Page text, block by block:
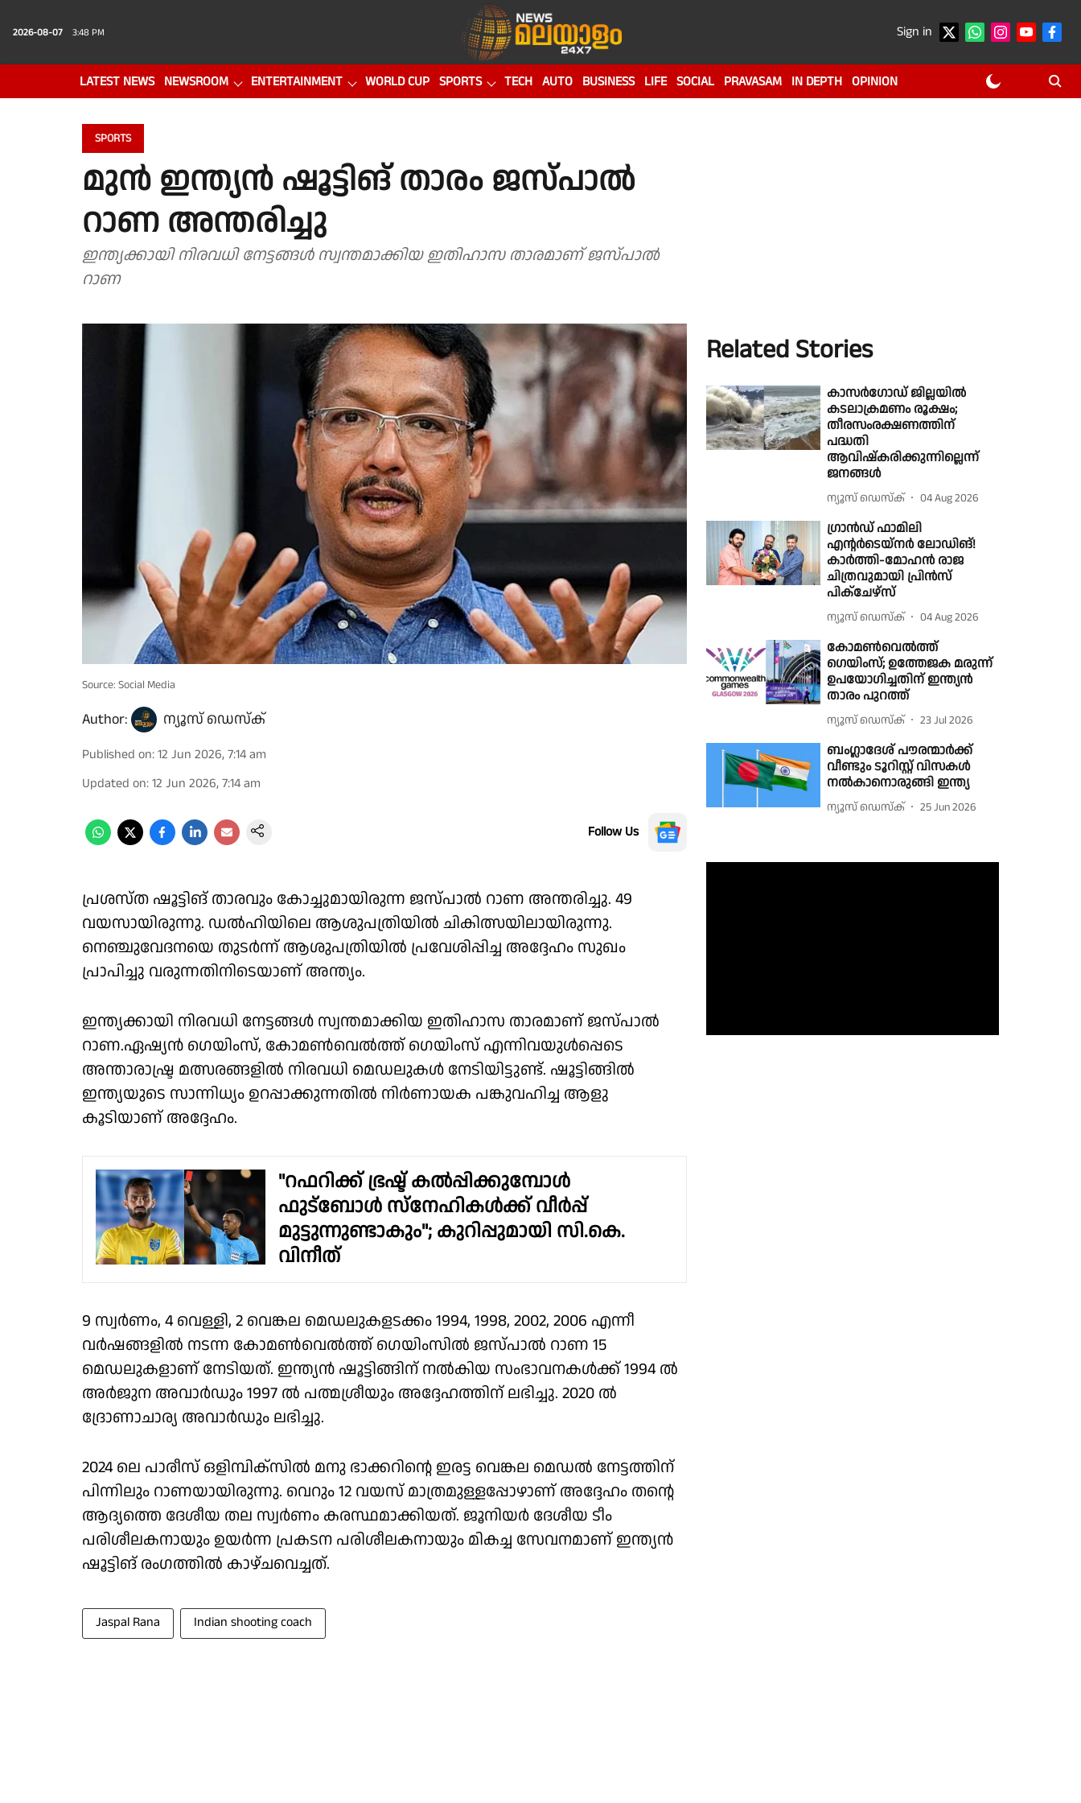
2026-08-07 3:48 PM Sign in
LATEST NEWS NEWSROOM ENTERTAINMENT WORLD CUP SPORTS TECH AUTO BUSINESS LIFE SOCIAL PRAVASAM IN DEPTH OPINION
SPORTS
മുൻ ഇന്ത്യൻ ഷൂട്ടിങ് താരം ജസ്പാൽ
റാണ അന്തരിച്ചു
ഇന്ത്യക്കായി നിരവധി നേട്ടങ്ങൾ സ്വന്തമാക്കിയ ഇതിഹാസ താരമാണ് ജസ്പാൽ
റാണ
Source: Social Media
Author: ന്യൂസ് ഡെസ്ക്
Published on:12 Jun 2026, 7:14 am
Updated on:12 Jun 2026, 7:14 am
Follow Us
പ്രശസ്ത ഷൂട്ടിങ് താരവും കോച്ചുമായിരുന്ന ജസ്പാൽ റാണ അന്തരിച്ചു. 49
വയസായിരുന്നു. ഡൽഹിയിലെ ആശുപത്രിയിൽ ചികിത്സയിലായിരുന്നു.
നെഞ്ചുവേദനയെ തുടർന്ന് ആശുപത്രിയിൽ പ്രവേശിപ്പിച്ച അദ്ദേഹം സുഖം
പ്രാപിച്ചു വരുന്നതിനിടെയാണ് അന്ത്യം.
ഇന്ത്യക്കായി നിരവധി നേട്ടങ്ങൾ സ്വന്തമാക്കിയ ഇതിഹാസ താരമാണ് ജസ്പാൽ
റാണ.ഏഷ്യൻ ഗെയിംസ്, കോമൺ‌വെൽത്ത് ഗെയിംസ് എന്നിവയുൾപ്പെടെ
അന്താരാഷ്ട്ര മത്സരങ്ങളിൽ നിരവധി മെഡലുകൾ നേടിയിട്ടുണ്ട്. ഷൂട്ടിങ്ങിൽ
ഇന്ത്യയുടെ സാന്നിധ്യം ഉറപ്പാക്കുന്നതിൽ നിർണായക പങ്കുവഹിച്ച ആളു
കൂടിയാണ് അദ്ദേഹം.
"റഫറിക്ക് ഭ്രഷ്ട് കൽപ്പിക്കുമ്പോൾ
ഫുട്ബോൾ സ്നേഹികൾക്ക് വീർപ്പ്
മുട്ടുന്നുണ്ടാകും"; കുറിപ്പുമായി സി.കെ.
വിനീത്
9 സ്വർണം, 4 വെള്ളി, 2 വെങ്കല മെഡലുകളടക്കം 1994, 1998, 2002, 2006 എന്നീ
വർഷങ്ങളിൽ നടന്ന കോമൺ‌വെൽത്ത് ഗെയിംസിൽ ജസ്പാൽ റാണ 15
മെഡലുകളാണ് നേടിയത്. ഇന്ത്യൻ ഷൂട്ടിങ്ങിന് നൽകിയ സംഭാവനകൾക്ക് 1994 ൽ
അർജുന അവാർഡും 1997 ൽ പത്മശ്രീയും അദ്ദേഹത്തിന് ലഭിച്ചു. 2020 ൽ
ദ്രോണാചാര്യ അവാർഡും ലഭിച്ചു.
2024 ലെ പാരീസ് ഒളിമ്പിക്സിൽ മനു ഭാക്കറിൻ്റെ ഇരട്ട വെങ്കല മെഡൽ നേട്ടത്തിന്
പിന്നിലും റാണയായിരുന്നു. വെറും 12 വയസ് മാത്രമുള്ളപ്പോഴാണ് അദ്ദേഹം തൻ്റെ
ആദ്യത്തെ ദേശീയ തല സ്വർണം കരസ്ഥമാക്കിയത്. ജൂനിയർ ദേശീയ ടീം
പരിശീലകനായും ഉയർന്ന പ്രകടന പരിശീലകനായും മികച്ച സേവനമാണ് ഇന്ത്യൻ
ഷൂട്ടിങ് രംഗത്തിൽ കാഴ്ചവെച്ചത്.
Jaspal Rana Indian shooting coach
Related Stories
കാസർഗോഡ് ജില്ലയിൽ
കടലാക്രമണം രൂക്ഷം;
തീരസംരക്ഷണത്തിന്
പദ്ധതി
ആവിഷ്കരിക്കുന്നില്ലെന്ന്
ജനങ്ങൾ
ന്യൂസ് ഡെസ്ക് 04 Aug 2026
ഗ്രാൻഡ് ഫാമിലി
എന്റർടെയ്‌നർ ലോഡിങ്!
കാർത്തി-മോഹൻ രാജ
ചിത്രവുമായി പ്രിൻസ്
പിക്ചേഴ്സ്
ന്യൂസ് ഡെസ്ക് 04 Aug 2026
കോമൺവെൽത്ത്
ഗെയിംസ്; ഉത്തേജക മരുന്ന്
ഉപയോഗിച്ചതിന് ഇന്ത്യൻ
താരം പുറത്ത്
ന്യൂസ് ഡെസ്ക് 23 Jul 2026
ബംഗ്ലാദേശ് പൗരന്മാർക്ക്
വീണ്ടും ടൂറിസ്റ്റ് വിസകൾ
നൽകാനൊരുങ്ങി ഇന്ത്യ
ന്യൂസ് ഡെസ്ക് 25 Jun 2026